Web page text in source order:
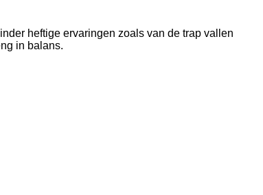
heftige ervaringen zoals van de trap vallen
in balans.